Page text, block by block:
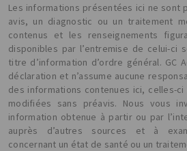
Les informations présentées ici ne sont
avis, un diagnostic ou un traitement
contenus et les renseignements
disponibles par l’entremise de celui-ci
titre d’information d’ordre général. GC
déclaration et n’assume aucune
des informations contenues ici, celles-
modifiées sans préavis. Nous vous
information obtenue à partir ou par
auprès d’autres sources et à
concernant un état de santé ou un